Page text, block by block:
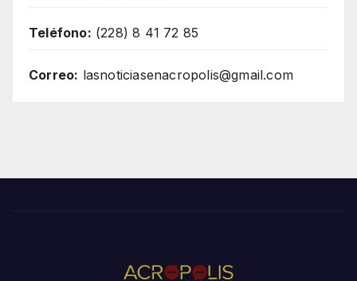
Teléfono: (228) 8 41 72 85
Correo: lasnoticiasenacropolis@gmail.com